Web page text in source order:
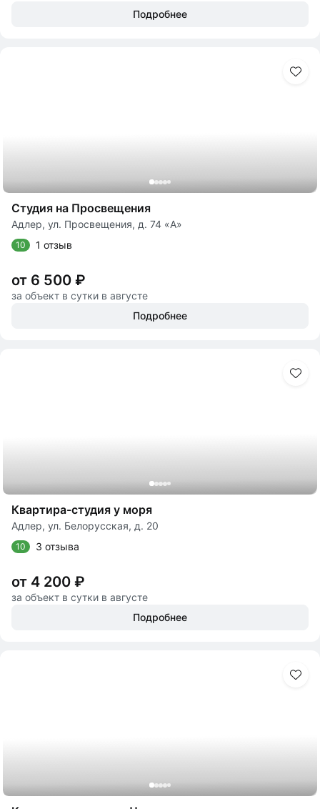
Подробнее
Студия на Просвещения
Адлер, ул. Просвещения, д. 74 «А»
10 1 отзыв
от 6 500 ₽
за объект в сутки в августе
Подробнее
Квартира-студия у моря
Адлер, ул. Белорусская, д. 20
10 3 отзыва
от 4 200 ₽
за объект в сутки в августе
Подробнее